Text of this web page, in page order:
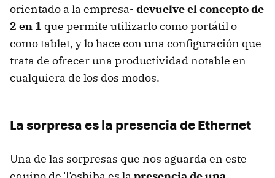
orientado a la empresa- devuelve el concepto de
2 en 1 que permite utilizarlo como portátil o
como tablet, y lo hace con una configuración que
trata de ofrecer una productividad notable en
cualquiera de los dos modos.
La sorpresa es la presencia de Ethernet
Una de las sorpresas que nos aguarda en este